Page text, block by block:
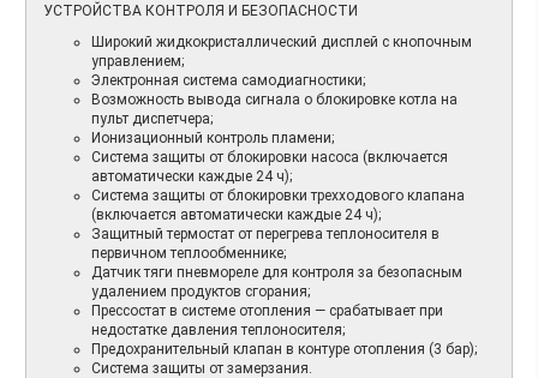
УСТРОЙСТВА КОНТРОЛЯ И БЕЗОПАСНОСТИ
Широкий жидкокристаллический дисплей с кнопочным
управлением;
Электронная система самодиагностики;
Возможность вывода сигнала о блокировке котла на
пульт диспетчера;
Ионизационный контроль пламени;
Система защиты от блокировки насоса (включается
автоматически каждые 24 ч);
Система защиты от блокировки трехходового клапана
(включается автоматически каждые 24 ч);
Защитный термостат от перегрева теплоносителя в
первичном теплообменнике;
Датчик тяги пневмореле для контроля за безопасным
удалением продуктов сгорания;
Прессостат в системе отопления — срабатывает при
недостатке давления теплоносителя;
Предохранительный клапан в контуре отопления (3 бар);
Система защиты от замерзания.